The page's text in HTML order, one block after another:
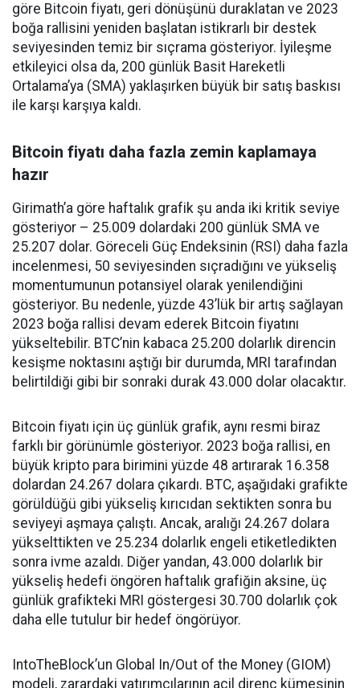
göre Bitcoin fiyatı, geri dönüşünü duraklatan ve 2023
boğa rallisini yeniden başlatan istikrarlı bir destek
seviyesinden temiz bir sıçrama gösteriyor. İyileşme
etkileyici olsa da, 200 günlük Basit Hareketli
Ortalama’ya (SMA) yaklaşırken büyük bir satış baskısı
ile karşı karşıya kaldı.
Bitcoin fiyatı daha fazla zemin kaplamaya
hazır
Girimath’a göre haftalık grafik şu anda iki kritik seviye
gösteriyor – 25.009 dolardaki 200 günlük SMA ve
25.207 dolar. Göreceli Güç Endeksinin (RSI) daha fazla
incelenmesi, 50 seviyesinden sıçradığını ve yükseliş
momentumunun potansiyel olarak yenilendiğini
gösteriyor. Bu nedenle, yüzde 43’lük bir artış sağlayan
2023 boğa rallisi devam ederek Bitcoin fiyatını
yükseltebilir. BTC’nin kabaca 25.200 dolarlık direncin
kesişme noktasını aştığı bir durumda, MRI tarafından
belirtildiği gibi bir sonraki durak 43.000 dolar olacaktır.
Bitcoin fiyatı için üç günlük grafik, aynı resmi biraz
farklı bir görünümle gösteriyor. 2023 boğa rallisi, en
büyük kripto para birimini yüzde 48 artırarak 16.358
dolardan 24.267 dolara çıkardı. BTC, aşağıdaki grafikte
görüldüğü gibi yükseliş kırıcıdan sektikten sonra bu
seviyeyi aşmaya çalıştı. Ancak, aralığı 24.267 dolara
yükselttikten ve 25.234 dolarlık engeli etiketledikten
sonra ivme azaldı. Diğer yandan, 43.000 dolarlık bir
yükseliş hedefi öngören haftalık grafiğin aksine, üç
günlük grafikteki MRI göstergesi 30.700 dolarlık çok
daha elle tutulur bir hedef öngörüyor.
IntoTheBlock’un Global In/Out of the Money (GIOM)
modeli, zarardaki yatırımcılarının acil direnç kümesinin